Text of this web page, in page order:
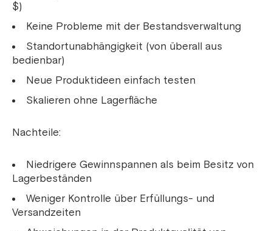
$)
Keine Probleme mit der Bestandsverwaltung
Standortunabhängigkeit (von überall aus
bedienbar)
Neue Produktideen einfach testen
Skalieren ohne Lagerfläche
Nachteile:
Niedrigere Gewinnspannen als beim Besitz von
Lagerbeständen
Weniger Kontrolle über Erfüllungs- und
Versandzeiten